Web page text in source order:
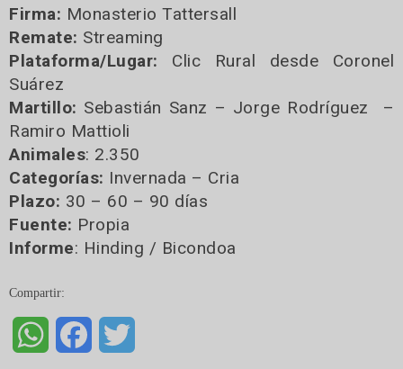
Firma: Monasterio Tattersall
Remate: Streaming
Plataforma/Lugar: Clic Rural desde Coronel
Suárez
Martillo: Sebastián Sanz – Jorge Rodríguez –
Ramiro Mattioli
Animales: 2.350
Categorías: Invernada – Cria
Plazo: 30 – 60 – 90 días
Fuente: Propia
Informe: Hinding / Bicondoa
Compartir:
WhatsAppFacebook